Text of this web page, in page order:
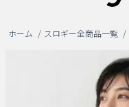
ホーム スロギー全商品一覧